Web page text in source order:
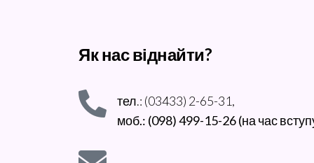
Як нас віднайти?
тел.: (03433) 2-65-31,
моб.: (098) 499-15-26 (на час